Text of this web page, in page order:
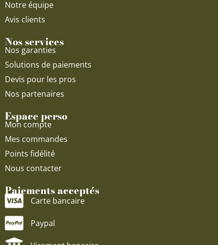
Notre équipe
Avis clients
Nos services
Nos garanties
Solutions de paiements
Devis pour les pros
Nos partenaires
Espace perso
Mon compte
Mes commandes
Points fidélité
Nous contacter
Paiements acceptés
Carte bancaire
Paypal